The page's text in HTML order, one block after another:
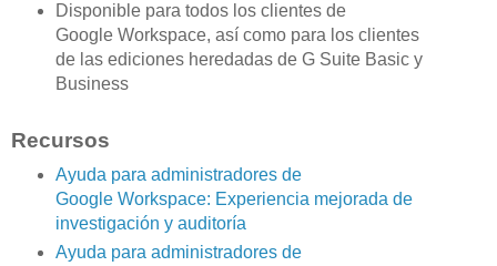
Disponible para todos los clientes de
Google Workspace, así como para los clientes
de las ediciones heredadas de G Suite Basic y
Business
Recursos
Ayuda para administradores de
Google Workspace: Experiencia mejorada de
investigación y auditoría
Ayuda para administradores de